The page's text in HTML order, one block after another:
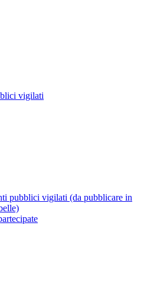
vigilati
pubblici vigilati (da pubblicare in